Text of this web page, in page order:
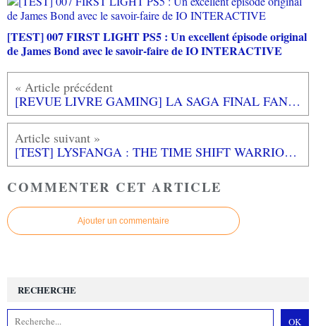
[TEST] 007 FIRST LIGHT PS5 : Un excellent épisode original
de James Bond avec le savoir-faire de IO INTERACTIVE
[REVUE LIVRE GAMING] LA SAGA FINAL FANTASY VII REMAKE de Pierre LOVATI chez THIRD EDITIONS
[TEST] LYSFANGA : THE TIME SHIFT WARRIOR PC : Un intéressant mélange de gameplay avec un soupçon de PRINCE OF PERSIA
COMMENTER CET ARTICLE
Ajouter un commentaire
RECHERCHE